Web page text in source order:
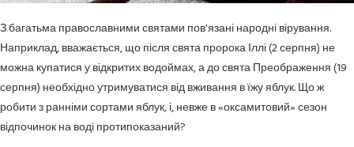
З багатьма православними святами пов'язані народні вірування.
Наприклад, вважається, що після свята пророка Іллі (2 серпня) не
можна купатися у відкритих водоймах, а до свята Преображення (19
серпня) необхідно утримуватися від вживання в їжу яблук. Що ж
робити з ранніми сортами яблук, і, невже в «оксамитовий» сезон
відпочинок на воді протипоказаний?